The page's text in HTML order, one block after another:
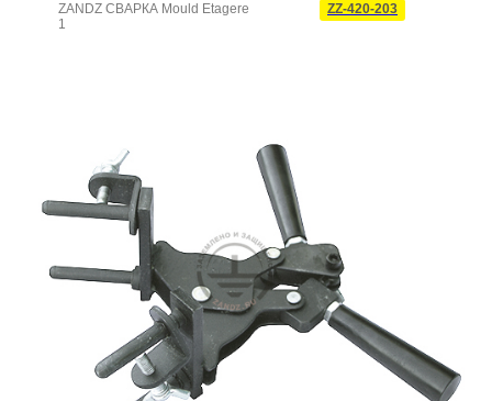
ZANDZ СВАРКА Mould Etagere
1
ZZ-420-203